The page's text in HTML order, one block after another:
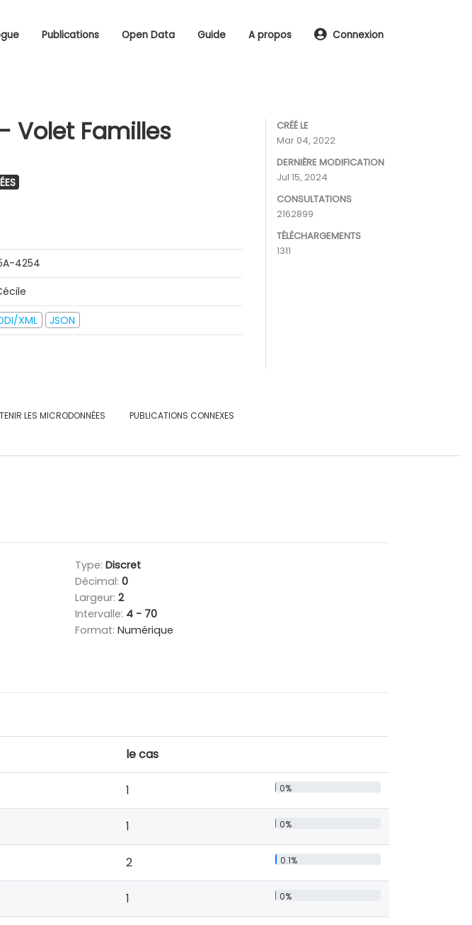
Publications Open Data Guide A propos Connexion
Volet Familles
4254
XML
JSON
CRÉÉ LE
Mar 04, 2022
DERNIÈRE MODIFICATION
Jul 15, 2024
CONSULTATIONS
2162899
TÉLÉCHARGEMENTS
1311
LES MICRODONNÉES PUBLICATIONS CONNEXES
Type: Discret
Décimal: 0
Largeur: 2
Intervalle: 4 - 70
Format: Numérique
le cas
1 0%
1 0%
2 0.1%
1 0%